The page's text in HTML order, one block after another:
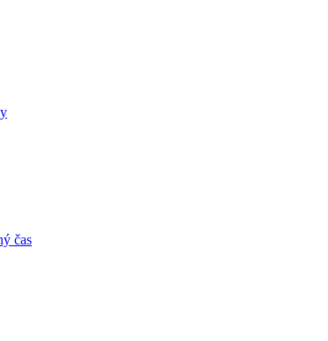
čas